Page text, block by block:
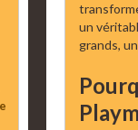
un
grands,